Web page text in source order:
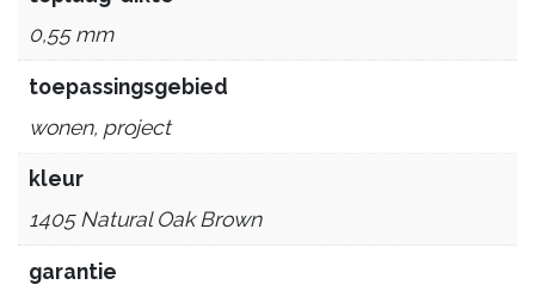
0,55 mm
toepassingsgebied
wonen, project
kleur
1405 Natural Oak Brown
garantie